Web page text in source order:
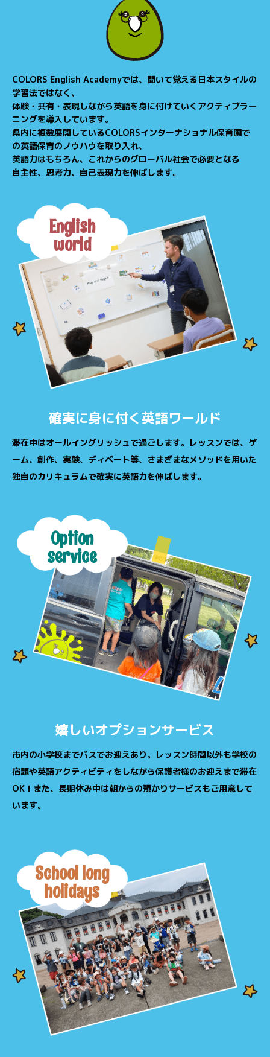
COLORS English Academyでは、聞いて覚える日本スタイルの
学習法ではなく、
体験・共有・表現しながら英語を身に付けていくアクティブラー
ニングを導入しています。
県内に複数展開しているCOLORSインターナショナル保育園で
の英語保育のノウハウを取り入れ、
英語力はもちろん、これからのグローバル社会で必要となる
自主性、思考力、自己表現力を伸ばします。
English
world
確実に身に付く英語ワールド
滞在中はオールイングリッシュで過ごします。レッスンでは、ゲ
ーム、創作、実験、ディベート等、さまざまなメソッドを用いた
独自のカリキュラムで確実に英語力を伸ばします。
Option
service
嬉しいオプションサービス
市内の小学校までバスでお迎えあり。レッスン時間以外も学校の
宿題や英語アクティビティをしながら保護者様のお迎えまで滞在
OK！また、長期休み中は朝からの預かりサービスもご用意して
います。
School long
holidays